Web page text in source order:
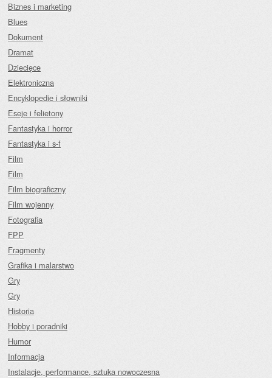
Biznes i marketing
Blues
Dokument
Dramat
Dziecięce
Elektroniczna
Encyklopedie i słowniki
Eseje i felietony
Fantastyka i horror
Fantastyka i s-f
Film
Film
Film biograficzny
Film wojenny
Fotografia
FPP
Fragmenty
Grafika i malarstwo
Gry
Gry
Historia
Hobby i poradniki
Humor
Informacja
Instalacje, performance, sztuka nowoczesna